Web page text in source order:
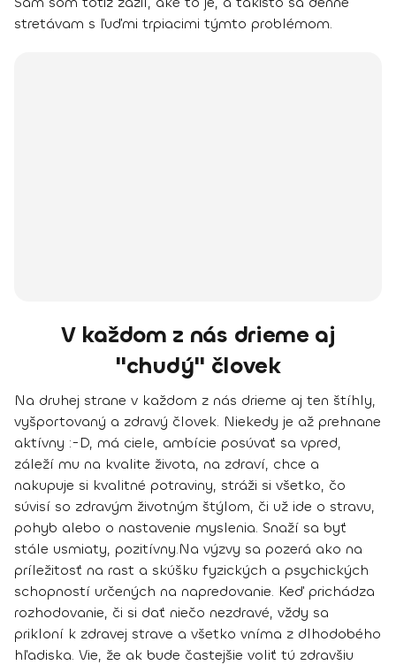
stretávam s ľuďmi trpiacimi týmto problémom.
V každom z nás drieme aj
"chudý" človek
Na druhej strane v každom z nás drieme aj ten štíhly,
vyšportovaný a zdravý človek. Niekedy je až prehnane
aktívny :-D, má ciele, ambície posúvať sa vpred,
záleží mu na kvalite života, na zdraví, chce a
nakupuje si kvalitné potraviny, stráži si všetko, čo
súvisí so zdravým životným štýlom, či už ide o stravu,
pohyb alebo o nastavenie myslenia. Snaží sa byť
stále usmiaty, pozitívny.Na výzvy sa pozerá ako na
príležitosť na rast a skúšku fyzických a psychických
schopností určených na napredovanie. Keď prichádza
rozhodovanie, či si dať niečo nezdravé, vždy sa
prikloní k zdravej strave a všetko vníma z dlhodobého
hľadiska. Vie, že ak bude častejšie voliť tú zdravšiu